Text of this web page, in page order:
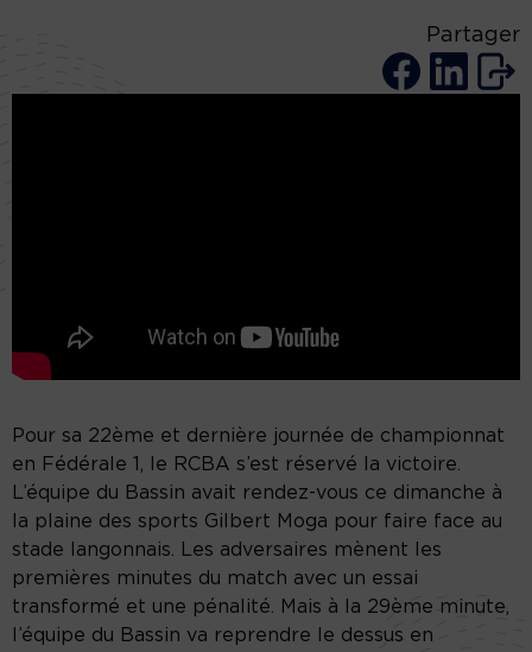
Partager
Pour sa 22ème et dernière journée de championnat
en Fédérale 1, le RCBA s’est réservé la victoire.
L’équipe du Bassin avait rendez-vous ce dimanche à
la plaine des sports Gilbert Moga pour faire face au
stade langonnais. Les adversaires mènent les
premières minutes du match avec un essai
transformé et une pénalité. Mais à la 29ème minute,
l’équipe du Bassin va reprendre le dessus en